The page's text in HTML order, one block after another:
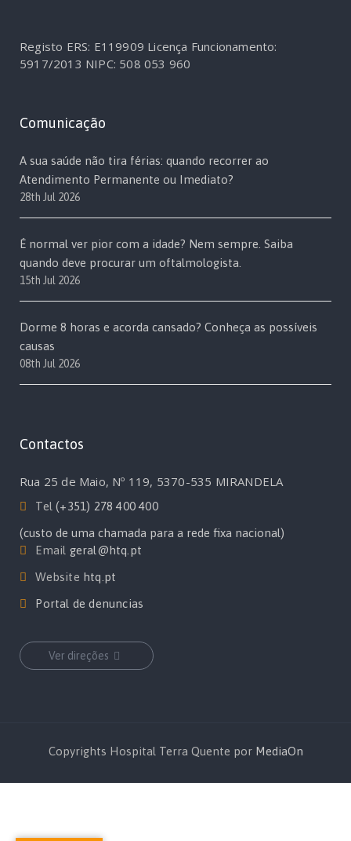
Registo ERS: E119909 Licença Funcionamento:
5917/2013 NIPC: 508 053 960
Comunicação
A sua saúde não tira férias: quando recorrer ao
Atendimento Permanente ou Imediato?
28th Jul 2026
É normal ver pior com a idade? Nem sempre. Saiba
quando deve procurar um oftalmologista.
15th Jul 2026
Dorme 8 horas e acorda cansado? Conheça as possíveis
causas
08th Jul 2026
Contactos
Rua 25 de Maio, Nº 119, 5370-535 MIRANDELA
Tel(+351) 278 400 400
(custo de uma chamada para a rede fixa nacional)
Email geral@htq.pt
Website htq.pt
Portal de denuncias
Ver direções
Copyrights Hospital Terra Quente por MediaOn